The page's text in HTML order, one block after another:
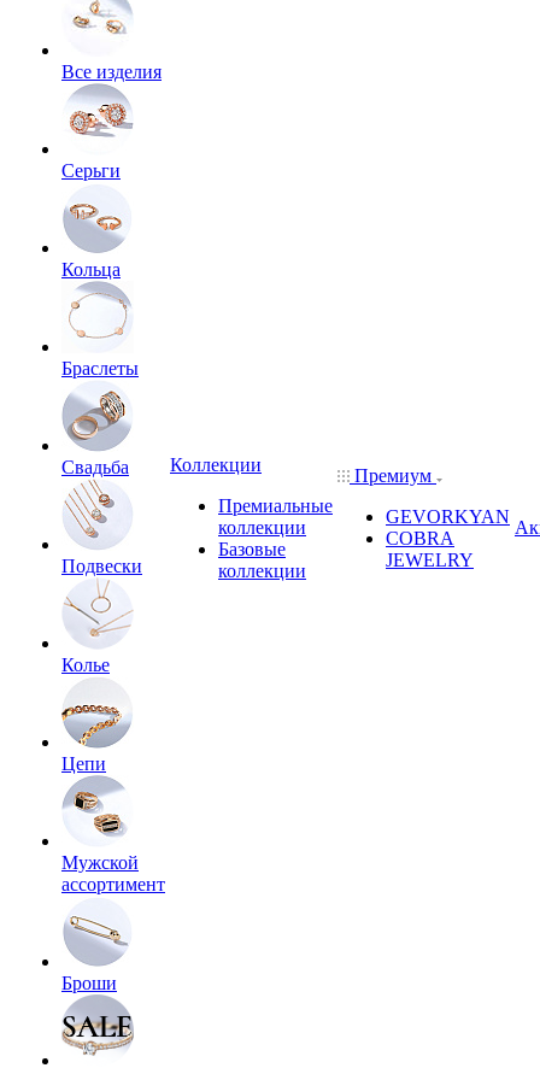
Все изделия
Серьги
Кольца
Браслеты
Свадьба
Подвески
Колье
Цепи
Мужской
ассортимент
Броши
Коллекции
Премиальные
коллекции
Базовые
коллекции
Премиум
GEVORKYAN
COBRA
JEWELRY